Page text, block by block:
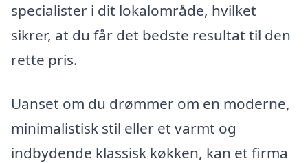
specialister i dit lokalområde, hvilket
sikrer, at du får det bedste resultat til den
rette pris.
Uanset om du drømmer om en moderne,
minimalistisk stil eller et varmt og
indbydende klassisk køkken, kan et firma